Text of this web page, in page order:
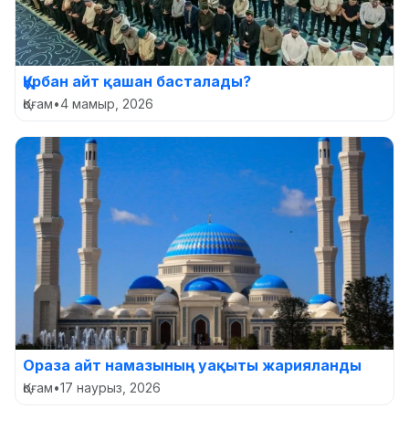
Құрбан айт қашан басталады?
Қоғам•4 мамыр, 2026
Ораза айт намазының уақыты жарияланды
Қоғам•17 наурыз, 2026